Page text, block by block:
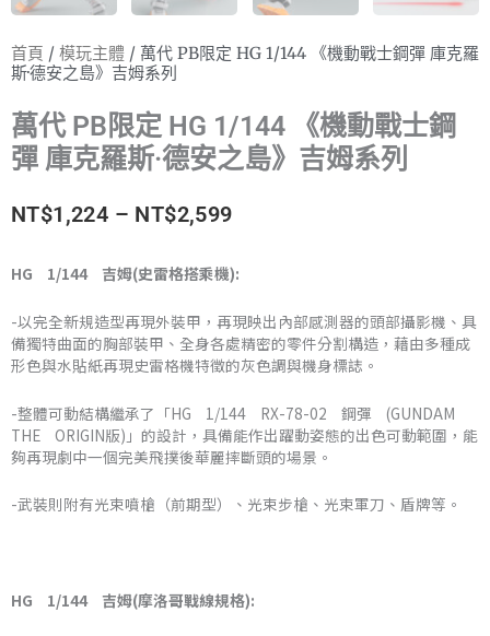
首頁 / 模玩主體 / 萬代 PB限定 HG 1/144 《機動戰士鋼彈 庫克羅
斯·德安之島》吉姆系列
萬代 PB限定 HG 1/144 《機動戰士鋼
彈 庫克羅斯·德安之島》吉姆系列
NT$1,224 – NT$2,599價
圍：
到
NT$2,599
HG 1/144 吉姆(史雷格搭乘機):
-以完全新規造型再現外裝甲，再現映出內部感測器的頭部攝影機、具
備獨特曲面的胸部裝甲、全身各處精密的零件分割構造，藉由多種成
形色與水貼紙再現史雷格機特徵的灰色調與機身標誌。
-整體可動結構繼承了「HG 1/144 RX-78-02 鋼彈 (GUNDAM
THE ORIGIN版)」的設計，具備能作出躍動姿態的出色可動範圍，能
夠再現劇中一個完美飛撲後華麗摔斷頭的場景。
-武裝則附有光束噴槍（前期型）、光束步槍、光束軍刀、盾牌等。
HG 1/144 吉姆(摩洛哥戰線規格):